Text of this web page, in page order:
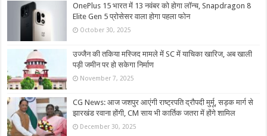
OnePlus 15 भारत में 13 नवंबर को होगा लॉन्च, Snapdragon 8
Elite Gen 5 प्रोसेसर वाला होगा पहला फोन
October 30, 2025
उज्जैन की तकिया मस्जिद मामले में SC में याचिका खारिज, अब खाली
पड़ी जमीन पर हो सकेगा निर्माण
November 7, 2025
CG News: आज जशपुर आएंगी राष्ट्रपति द्रौपदी मुर्मू, सड़क मार्ग से
झारखंड रवाना होंगी, CM साय भी कार्तिक जतरा में होंगे शामिल
December 30, 2025